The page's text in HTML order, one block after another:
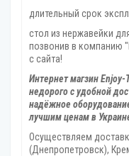
длительный срок
стол из нержавейки
позвонив в компанию
с сайта!
Интернет магзин Enjoy-
недорого с удобной
надёжное
лучшим ценам в
Осуществляем
(Днепропетровск),